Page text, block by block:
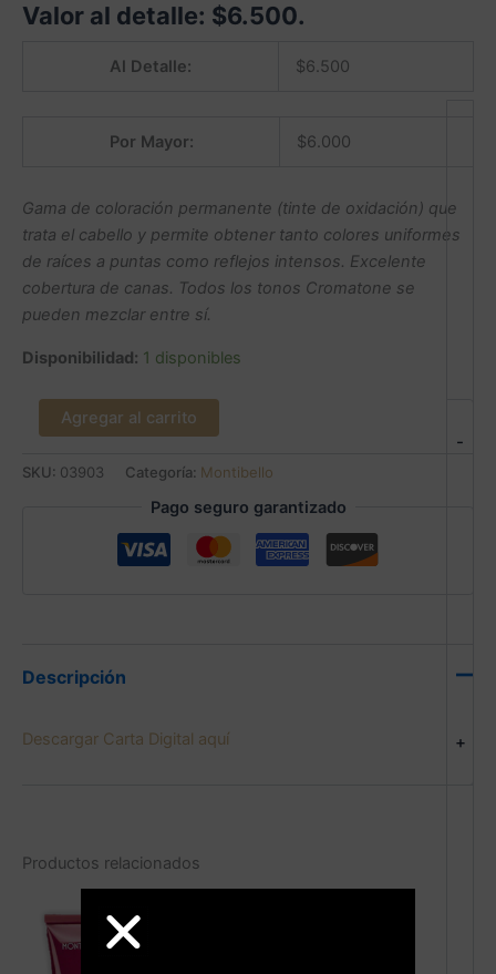
Valor al detalle: $6.500.
Al Detalle: $6.500
Por Mayor: $6.000
Gama de coloración permanente (tinte de oxidación) que
trata el cabello y permite obtener tanto colores uniformes
de raíces a puntas como reflejos intensos. Excelente
cobertura de canas. Todos los tonos Cromatone se
pueden mezclar entre sí.
Disponibilidad: 1 disponibles
-
+
Agregar al carrito
SKU: 03903 Categoría: Montibello
Pago seguro garantizado
Descripción
Descargar Carta Digital aquí
Productos relacionados